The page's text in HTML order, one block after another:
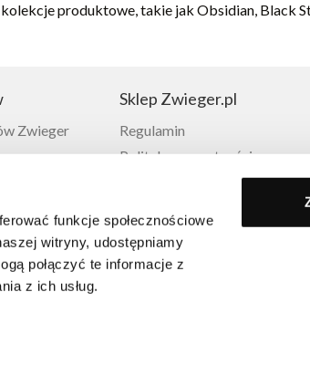
funkcje społecznościowe
witryny, udostępniamy
połączyć te informacje z
z ich usług.
produktowe, takie jak Obsidian, Black
Zwieger
Sklep Zwieger.pl
Regulamin
Polityka prywatności
Zwroty
Reklamacje